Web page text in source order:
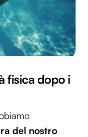
fisica dopo i
del nostro